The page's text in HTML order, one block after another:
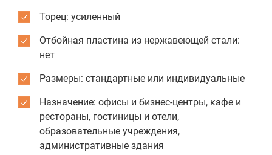
Торец: усиленный
Отбойная пластина из нержавеющей стали:
нет
Размеры: стандартные или индивидуальные
Назначение: офисы и бизнес-центры, кафе и
рестораны, гостиницы и отели,
образовательные учреждения,
административные здания